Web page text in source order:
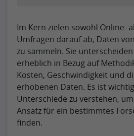
Im Kern zielen sowohl Online-
Umfragen darauf ab, Daten
zu sammeln. Sie
erheblich in Bezug auf
Kosten, Geschwindigkeit und
erhobenen Daten. Es ist
Unterschiede zu verstehen,
Ansatz für ein bestimmtes
finden.